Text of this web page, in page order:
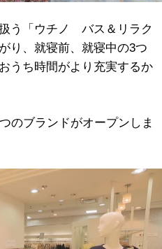
う「ウチノ バス＆リラク
り、就寝前、就寝中の3つ
うち時間がより充実するか
のブランドがオープンしま